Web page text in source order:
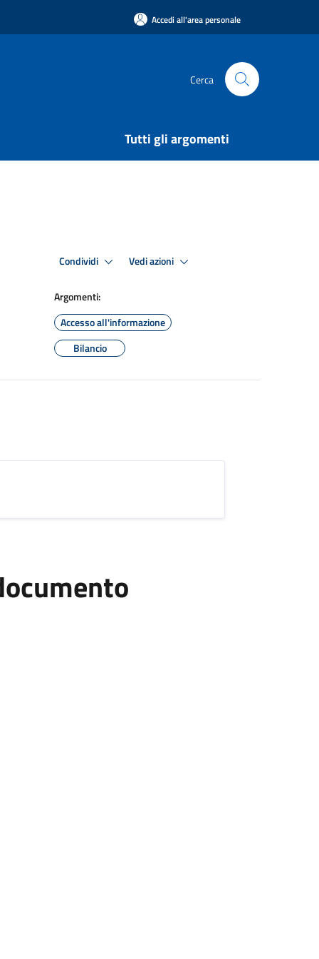
Accedi all'area personale
Cerca
Tutti gli argomenti
Condividi Vedi azioni
Argomenti:
Accesso all'informazione
Bilancio